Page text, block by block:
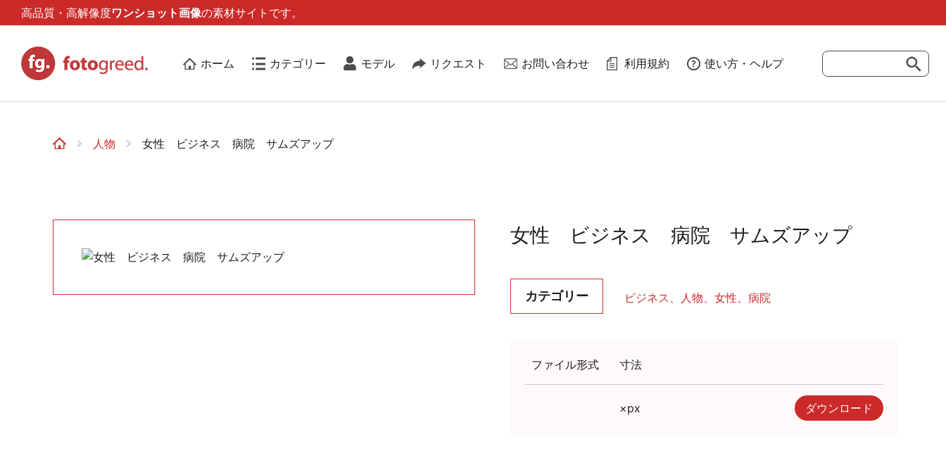
高品質・高解像度ワンショット画像の素材サイトです。
ホーム カテゴリー モデル リクエスト お問い合わせ 利用規約 使い方・ヘルプ
人物 女性 ビジネス 病院 サムズアップ
女性 ビジネス 病院 サムズアップ
カテゴリー ビジネス 人物 女性 病院
ファイル形式 寸法
×px ダウンロード